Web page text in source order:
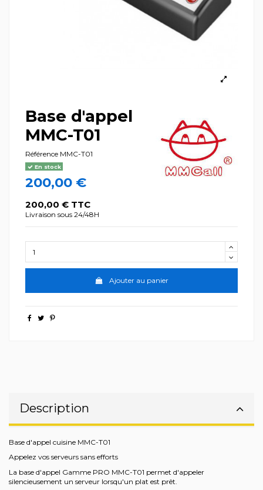
Base d'appel
MMC-T01
Référence MMC-T01
En stock
200,00 €
200,00 € TTC
Livraison sous 24/48H
Ajouter au panier
Description
Base d'appel cuisine MMC-T01
Appelez vos serveurs sans efforts
La base d'appel Gamme PRO MMC-T01 permet d'appeler
silencieusement un serveur lorsqu'un plat est prêt.